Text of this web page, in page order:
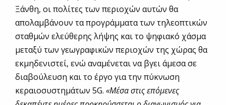
Ξάνθη, οι πολίτες των περιοχών αυτών θα
απολαμβάνουν τα προγράμματα των τηλεοπτικών
σταθμών ελεύθερης λήψης και το ψηφιακό χάσμα
μεταξύ των γεωγραφικών περιοχών της χώρας θα
εκμηδενιστεί, ενώ αναμένεται να βγει άμεσα σε
διαβούλευση και το έργο για την πύκνωση
κεραιοσυστημάτων 5G. «Μέσα στις επόμενες